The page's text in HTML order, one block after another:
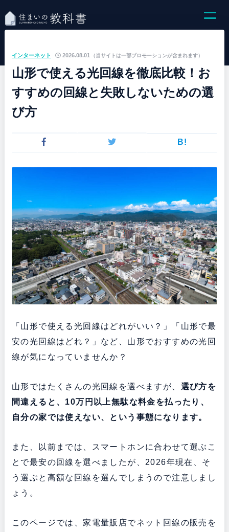
（当サイトは一部プロモーションが含まれます）
インターネット 2026.08.01
山形で使える光回線を徹底比較！お
すすめの回線と失敗しないための選
び方
B!
「山形で使える光回線はどれがいい？」「山形で最
安の光回線はどれ？」など、山形でおすすめの光回
線が気になっていませんか？
山形ではたくさんの光回線を選べますが、 選び方を
間違えると、10万円以上無駄な料金を払ったり、
自分の家では使えない、という事態になります。
また、以前までは、スマートホンに合わせて選ぶこ
とで最安の回線を選べましたが、2026年現在、そ
う選ぶと高額な回線を選んでしまうので注意しまし
ょう。
このページでは、家電量販店でネット回線の販売を